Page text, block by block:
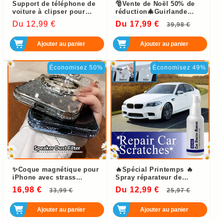
Support de téléphone de
voiture à clipser pour
tableau de bord
multifonctionnel
Prix
habituel
Du 12,99 €
Ajouter au panier
🎅Vente de Noël 50% de
réduction🎄Guirlande
lumineuse pour
décoration de fenêtre
Du 17,99 €
Prix
habituel
39,98 €
soldé
Ajouter au panier
Économisez 50%
✨Coque magnétique pour
iPhone avec strass
scintillants et support
invisible
16,98 €
Prix
habituel
33,99 €
soldé
Ajouter au panier
Économisez 49%
🔥Spécial Printemps 🔥
Spray réparateur de
rayures de peinture
automobile
Du 12,99 €
Prix
habituel
25,97 €
soldé
Ajouter au panier